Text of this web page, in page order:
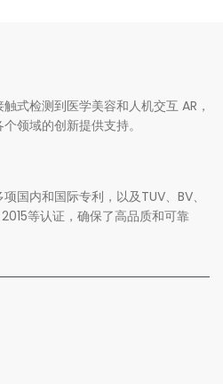
式检测到医学美容和人机交互 AR，
领域的创新提供支持。
国内和国际专利，以及TUV、BV、
等认证，确保了高品质和可靠